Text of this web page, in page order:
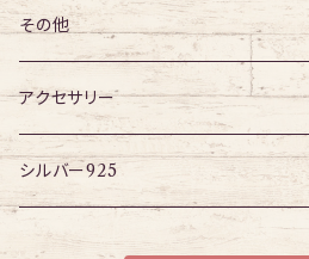
チューブ
パーツ
アイレット
パーツ
プラグ
アイレット
トンネル
プラグ
アイレット
その他
ボディピアス・ピアス以外
アクセサリー
ネックレス
ブレスレット
シルバー925
チェーン